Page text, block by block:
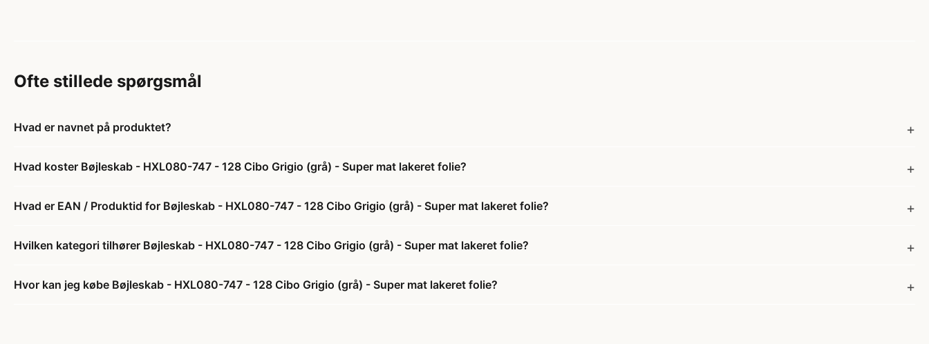
Ofte stillede spørgsmål
Hvad er navnet på produktet?
Hvad koster Bøjleskab - HXL080-747 - 128 Cibo Grigio (grå) - Super mat lakeret folie?
Hvad er EAN / Produktid for Bøjleskab - HXL080-747 - 128 Cibo Grigio (grå) - Super mat lakeret folie?
Hvilken kategori tilhører Bøjleskab - HXL080-747 - 128 Cibo Grigio (grå) - Super mat lakeret folie?
Hvor kan jeg købe Bøjleskab - HXL080-747 - 128 Cibo Grigio (grå) - Super mat lakeret folie?